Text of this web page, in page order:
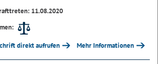
11.08.2020
direkt aufrufen Mehr Informationen